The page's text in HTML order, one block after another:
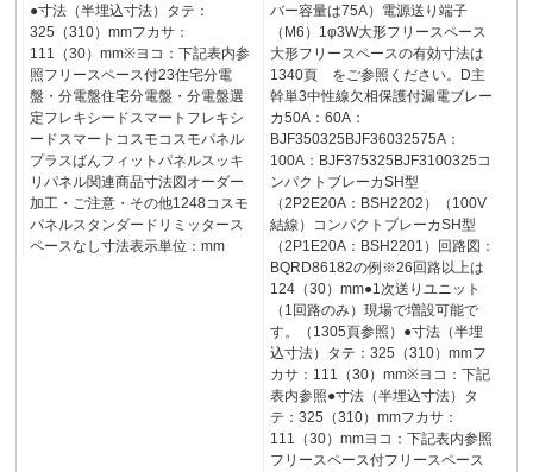
●寸法（半埋込寸法）タテ：
325（310）mmフカサ：
111（30）mm※ヨコ：下記表内参
照フリースペース付23住宅分電
盤・分電盤住宅分電盤・分電盤選
定フレキシードスマートフレキシ
ードスマートコスモコスモパネル
プラスばんフィットパネルスッキ
リパネル関連商品寸法図オーダー
加工・ご注意・その他1248コスモ
パネルスタンダードリミッタース
ペースなし寸法表示単位：mm
バー容量は75A）電源送り端子
（M6）1φ3W大形フリースペース
大形フリースペースの有効寸法は
1340頁 をご参照ください。D主
幹単3中性線欠相保護付漏電ブレー
カ50A：60A：
BJF350325BJF36032575A：
100A：BJF375325BJF3100325コ
ンパクトブレーカSH型
（2P2E20A：BSH2202）（100V
結線）コンパクトブレーカSH型
（2P1E20A：BSH2201）回路図：
BQRD86182の例※26回路以上は
124（30）mm●1次送りユニット
（1回路のみ）現場で増設可能で
す。（1305頁参照）●寸法（半埋
込寸法）タテ：325（310）mmフ
カサ：111（30）mm※ヨコ：下記
表内参照●寸法（半埋込寸法）タ
テ：325（310）mmフカサ：
111（30）mmヨコ：下記表内参照
フリースペース付フリースペース